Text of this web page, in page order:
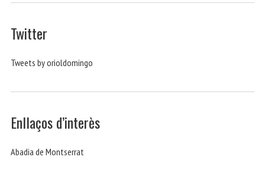
Twitter
Tweets by orioldomingo
Enllaços d’interès
Abadia de Montserrat